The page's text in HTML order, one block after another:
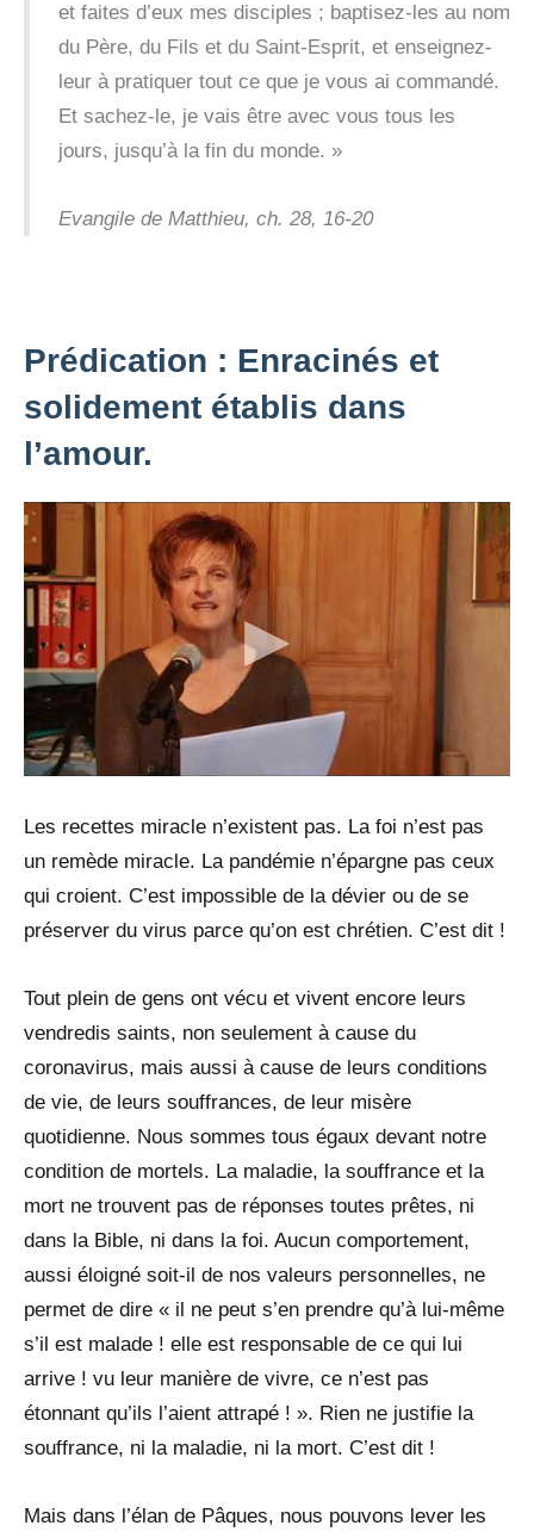
et faites d’eux mes disciples ; baptisez-les au nom
du Père, du Fils et du Saint-Esprit, et enseignez-
leur à pratiquer tout ce que je vous ai commandé.
Et sachez-le, je vais être avec vous tous les
jours, jusqu’à la fin du monde. »
Evangile de Matthieu, ch. 28, 16-20
Prédication : Enracinés et
solidement établis dans
l’amour.
Les recettes miracle n’existent pas. La foi n’est pas
un remède miracle. La pandémie n’épargne pas ceux
qui croient. C’est impossible de la dévier ou de se
préserver du virus parce qu’on est chrétien. C’est dit !
Tout plein de gens ont vécu et vivent encore leurs
vendredis saints, non seulement à cause du
coronavirus, mais aussi à cause de leurs conditions
de vie, de leurs souffrances, de leur misère
quotidienne. Nous sommes tous égaux devant notre
condition de mortels. La maladie, la souffrance et la
mort ne trouvent pas de réponses toutes prêtes, ni
dans la Bible, ni dans la foi. Aucun comportement,
aussi éloigné soit-il de nos valeurs personnelles, ne
permet de dire « il ne peut s’en prendre qu’à lui-même
s’il est malade ! elle est responsable de ce qui lui
arrive ! vu leur manière de vivre, ce n’est pas
étonnant qu’ils l’aient attrapé ! ». Rien ne justifie la
souffrance, ni la maladie, ni la mort. C’est dit !
Mais dans l’élan de Pâques, nous pouvons lever les